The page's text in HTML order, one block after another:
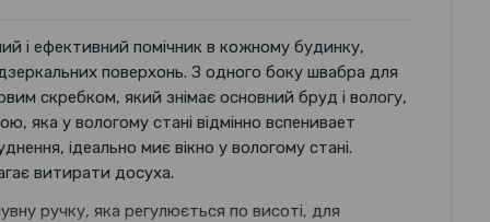
і ефективний помічник в кожному будинку,
поверхонь. З одного боку швабра для
скребком, який знімає основний бруд і вологу,
яка у вологому стані відмінно вспенивает
ідеально миє вікно у вологому стані.
витирати досуха.
ручку, яка регулюється по висоті, для